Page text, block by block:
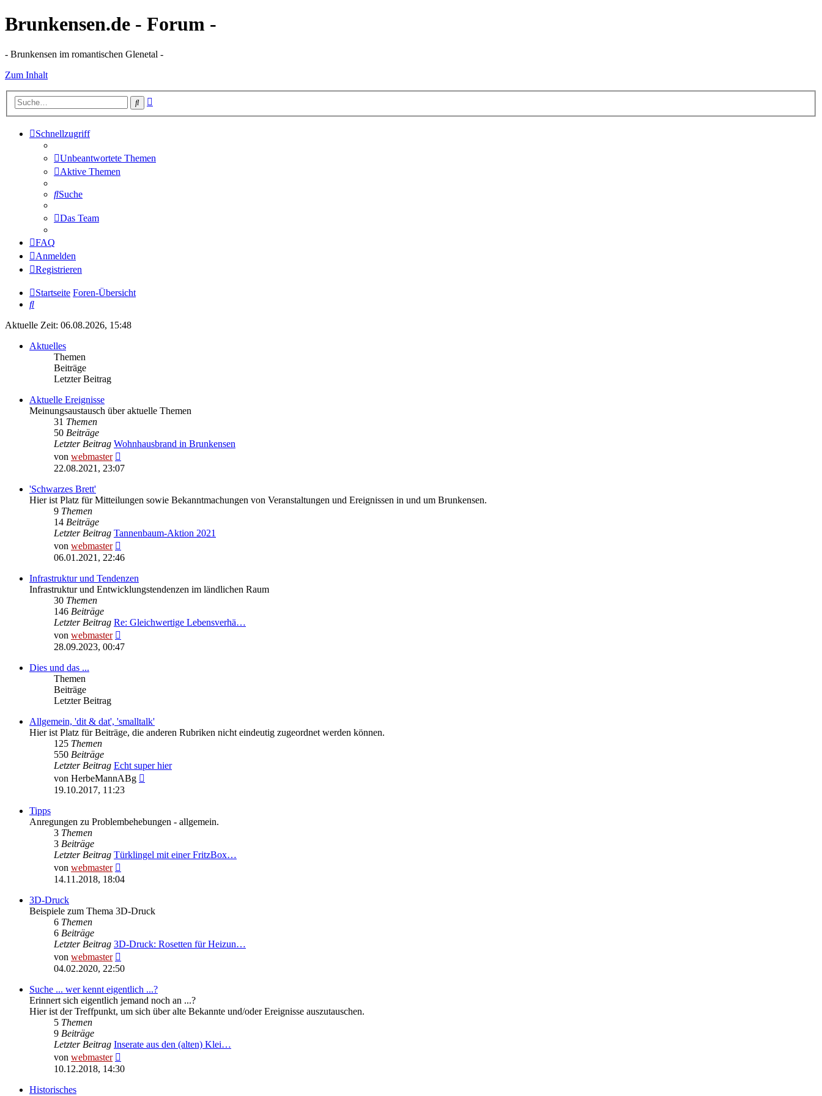
Brunkensen.de - Forum -
- Brunkensen im romantischen Glenetal -
Zum Inhalt
Suche
Schnellzugriff
Unbeantwortete Themen
Aktive Themen
Suche
Das Team
FAQ
Anmelden
Registrieren
Startseite Foren-Übersicht
Suche
Aktuelle Zeit: 06.08.2026, 15:48
Aktuelles
Themen
Beiträge
Letzter Beitrag
Aktuelle Ereignisse
Meinungsaustausch über aktuelle Themen
31 Themen
50 Beiträge
Letzter Beitrag Wohnhausbrand in Brunkensen
von webmaster
Beitrag
22.08.2021, 23:07
'Schwarzes Brett'
Hier ist Platz für Mitteilungen sowie Bekanntmachungen von Veranstaltungen und Ereignissen in und um Brunkensen.
9 Themen
14 Beiträge
Letzter Beitrag Tannenbaum-Aktion 2021
von webmaster
Beitrag
06.01.2021, 22:46
Infrastruktur und Tendenzen
Infrastruktur und Entwicklungstendenzen im ländlichen Raum
30 Themen
146 Beiträge
Letzter Beitrag Re: Gleichwertige Lebensverhä…
von webmaster
Beitrag
28.09.2023, 00:47
Dies und das ...
Themen
Beiträge
Letzter Beitrag
Allgemein, 'dit & dat', 'smalltalk'
Hier ist Platz für Beiträge, die anderen Rubriken nicht eindeutig zugeordnet werden können.
125 Themen
550 Beiträge
Letzter Beitrag Echt super hier
von HerbeMannABg
19.10.2017, 11:23
Tipps
Anregungen zu Problembehebungen - allgemein.
3 Themen
3 Beiträge
Letzter Beitrag Türklingel mit einer FritzBox…
von webmaster
Beitrag
14.11.2018, 18:04
3D-Druck
Beispiele zum Thema 3D-Druck
6 Themen
6 Beiträge
Letzter Beitrag 3D-Druck: Rosetten für Heizun…
von webmaster
Beitrag
04.02.2020, 22:50
Suche ... wer kennt eigentlich ...?
Erinnert sich eigentlich jemand noch an ...?
Hier ist der Treffpunkt, um sich über alte Bekannte und/oder Ereignisse auszutauschen.
5 Themen
9 Beiträge
Letzter Beitrag Inserate aus den (alten) Klei…
von webmaster
Beitrag
10.12.2018, 14:30
Historisches